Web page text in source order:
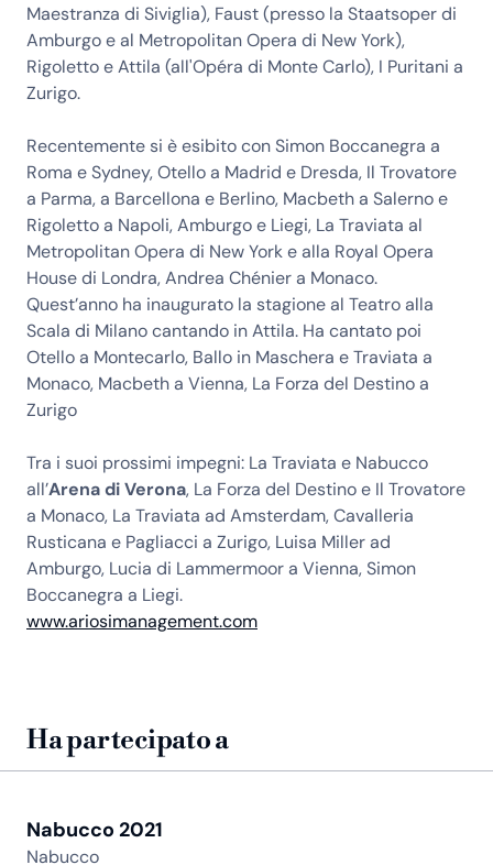
Maestranza di Siviglia), Faust (presso la Staatsoper di
Amburgo e al Metropolitan Opera di New York),
Rigoletto e Attila (all'Opéra di Monte Carlo), I Puritani a
Zurigo.
Recentemente si è esibito con Simon Boccanegra a
Roma e Sydney, Otello a Madrid e Dresda, Il Trovatore
a Parma, a Barcellona e Berlino, Macbeth a Salerno e
Rigoletto a Napoli, Amburgo e Liegi, La Traviata al
Metropolitan Opera di New York e alla Royal Opera
House di Londra, Andrea Chénier a Monaco.
Quest’anno ha inaugurato la stagione al Teatro alla
Scala di Milano cantando in Attila. Ha cantato poi
Otello a Montecarlo, Ballo in Maschera e Traviata a
Monaco, Macbeth a Vienna, La Forza del Destino a
Zurigo
Tra i suoi prossimi impegni: La Traviata e Nabucco
all’Arena di Verona, La Forza del Destino e Il Trovatore
a Monaco, La Traviata ad Amsterdam, Cavalleria
Rusticana e Pagliacci a Zurigo, Luisa Miller ad
Amburgo, Lucia di Lammermoor a Vienna, Simon
Boccanegra a Liegi.
www.ariosimanagement.com
Ha partecipato a
Nabucco 2021
Nabucco